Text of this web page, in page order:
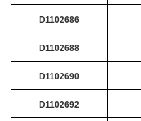
D1102686
D1102688
D1102690
D1102692